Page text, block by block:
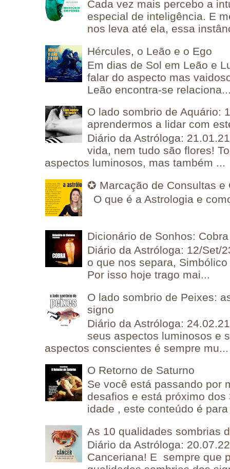
Cada vez mais percebo a
especial de inteligência. E
nos leva até ela, essa
Hércules, o Leão e o Ego
Em dias de Sol em Leão e
falar do aspecto mas
Leão encontra-se
O lado sombrio de Aquário:
aprendermos a lidar com
Diário da Astróloga:
vida, nem tudo são flores!
aspectos luminosos, mas também ...
✪ Marcação de Consultas e
O que é a Astrologia e
Dicionário de Sonhos: Cobra
Diário da Astróloga: 12/Set/
o que nos separa,
Por isso hoje trago mai...
O lado sombrio de Peixes:
signo
Diário da Astróloga:
seus aspectos luminosos e
aspectos conscientes é sempre mu...
O Retorno de Saturno
Se você está passando por
desafios e está próximo
idade , este conteúdo é
As 10 qualidades sombrias
Diário da Astróloga:
Canceriana! E sempre que